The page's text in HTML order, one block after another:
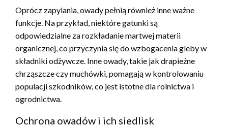
Oprócz zapylania, owady pełnią również inne ważne
funkcje. Na przykład, niektóre gatunki są
odpowiedzialne za rozkładanie martwej materii
organicznej, co przyczynia się do wzbogacenia gleby w
składniki odżywcze. Inne owady, takie jak drapieżne
chrząszcze czy muchówki, pomagają w kontrolowaniu
populacji szkodników, co jest istotne dla rolnictwa i
ogrodnictwa.
Ochrona owadów i ich siedlisk